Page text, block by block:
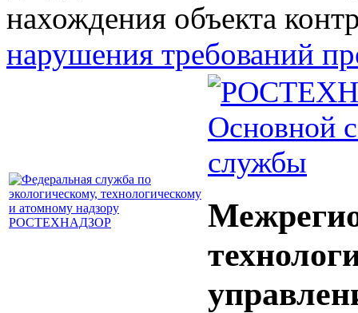
нахождения объекта
нарушения требований
Основной
службы